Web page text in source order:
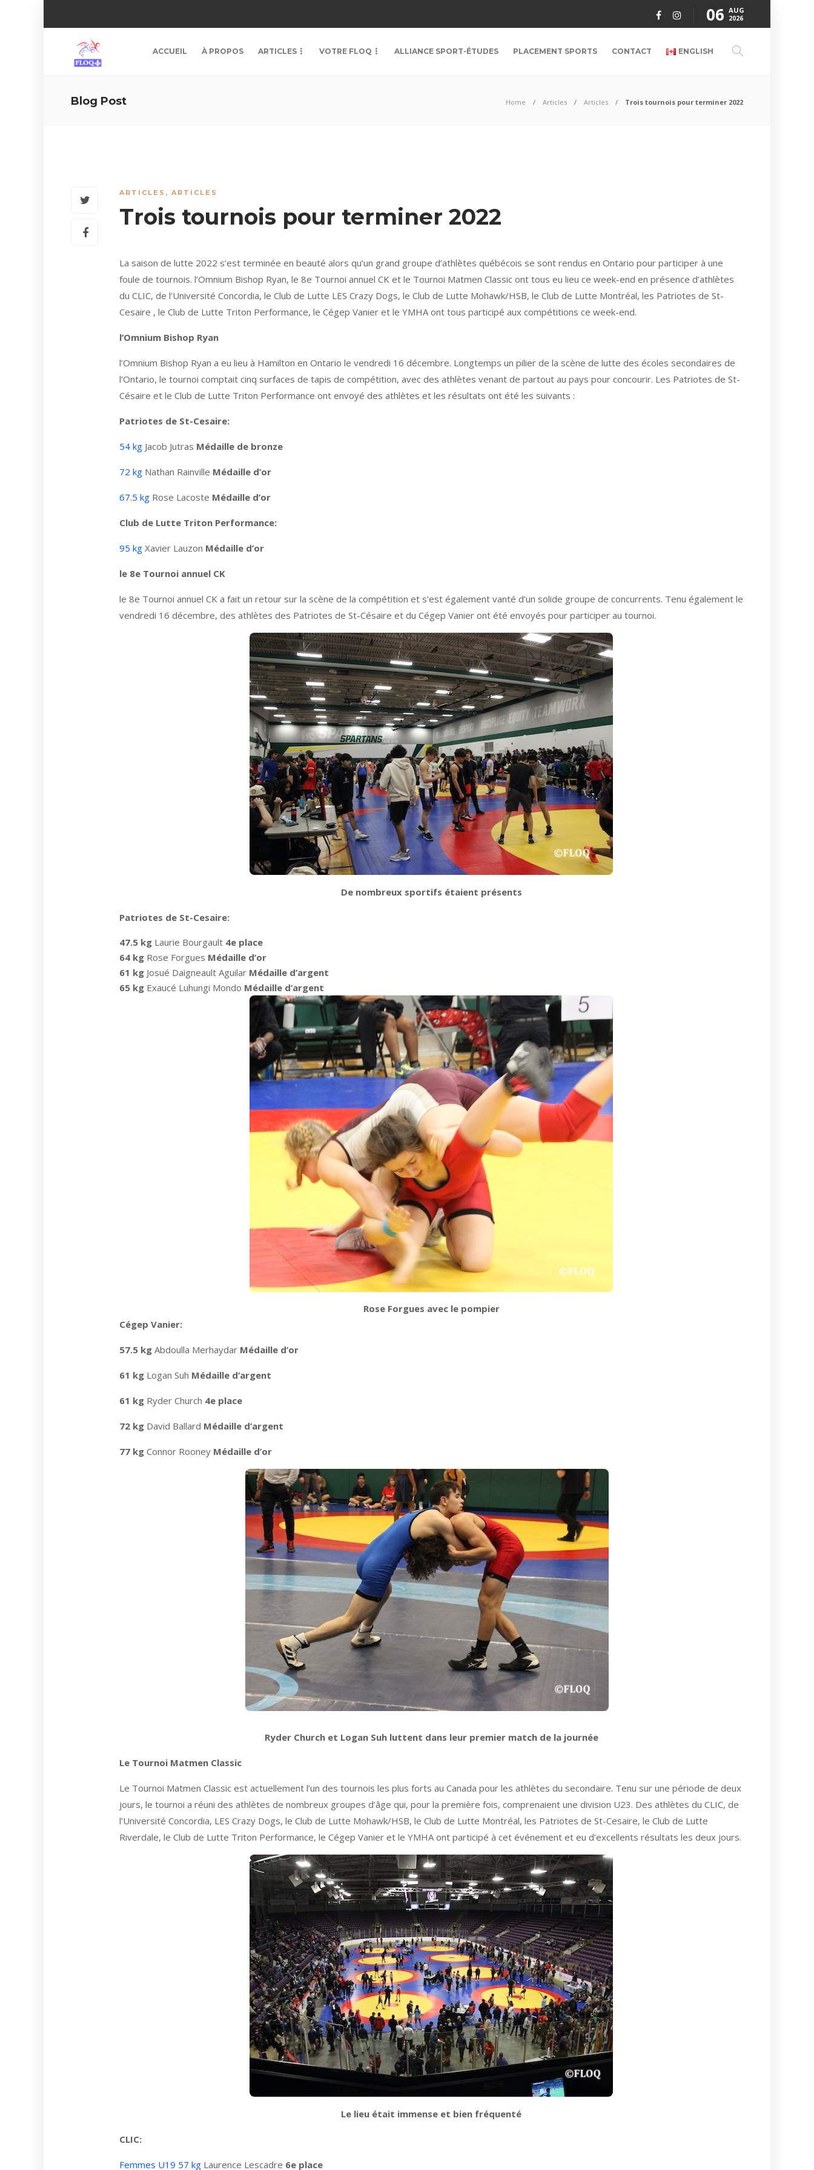
06 AUG
2026
ACCUEIL À PROPOS ARTICLES VOTRE FLOQ ALLIANCE SPORT-ÉTUDES PLACEMENT SPORTS CONTACT ENGLISH
Blog Post Home Articles Articles Trois tournois pour terminer 2022
ARTICLES , ARTICLES
Trois tournois pour terminer 2022
La saison de lutte 2022 s’est terminée en beauté alors qu’un grand groupe d’athlètes québécois se sont rendus en Ontario pour participer à une
foule de tournois. l’Omnium Bishop Ryan, le 8e Tournoi annuel CK et le Tournoi Matmen Classic ont tous eu lieu ce week-end en présence d’athlètes
du CLIC, de l’Université Concordia, le Club de Lutte LES Crazy Dogs, le Club de Lutte Mohawk/HSB, le Club de Lutte Montréal, les Patriotes de St-
Cesaire , le Club de Lutte Triton Performance, le Cégep Vanier et le YMHA ont tous participé aux compétitions ce week-end.
l’Omnium Bishop Ryan
l’Omnium Bishop Ryan a eu lieu à Hamilton en Ontario le vendredi 16 décembre. Longtemps un pilier de la scène de lutte des écoles secondaires de
l’Ontario, le tournoi comptait cinq surfaces de tapis de compétition, avec des athlètes venant de partout au pays pour concourir. Les Patriotes de St-
Césaire et le Club de Lutte Triton Performance ont envoyé des athlètes et les résultats ont été les suivants :
Patriotes de St-Cesaire:
54 kg Jacob Jutras Médaille de bronze
72 kg Nathan Rainville Médaille d’or
67.5 kg Rose Lacoste Médaille d’or
Club de Lutte Triton Performance:
95 kg Xavier Lauzon Médaille d’or
le 8e Tournoi annuel CK
le 8e Tournoi annuel CK a fait un retour sur la scène de la compétition et s’est également vanté d’un solide groupe de concurrents. Tenu également le
vendredi 16 décembre, des athlètes des Patriotes de St-Césaire et du Cégep Vanier ont été envoyés pour participer au tournoi.
De nombreux sportifs étaient présents
Patriotes de St-Cesaire:
47.5 kg Laurie Bourgault 4e place
64 kg Rose Forgues Médaille d’or
61 kg Josué Daigneault Aguilar Médaille d’argent
65 kg Exaucé Luhungi Mondo Médaille d’argent
Rose Forgues avec le pompier
Cégep Vanier:
57.5 kg Abdoulla Merhaydar Médaille d’or
61 kg Logan Suh Médaille d’argent
61 kg Ryder Church 4e place
72 kg David Ballard Médaille d’argent
77 kg Connor Rooney Médaille d’or
Ryder Church et Logan Suh luttent dans leur premier match de la journée
Le Tournoi Matmen Classic
Le Tournoi Matmen Classic est actuellement l’un des tournois les plus forts au Canada pour les athlètes du secondaire. Tenu sur une période de deux
jours, le tournoi a réuni des athlètes de nombreux groupes d’âge qui, pour la première fois, comprenaient une division U23. Des athlètes du CLIC, de
l’Université Concordia, LES Crazy Dogs, le Club de Lutte Mohawk/HSB, le Club de Lutte Montréal, les Patriotes de St-Cesaire, le Club de Lutte
Riverdale, le Club de Lutte Triton Performance, le Cégep Vanier et le YMHA ont participé à cet événement et eu d’excellents résultats les deux jours.
Le lieu était immense et bien fréquenté
CLIC:
Femmes U19 57 kg Laurence Lescadre 6e place